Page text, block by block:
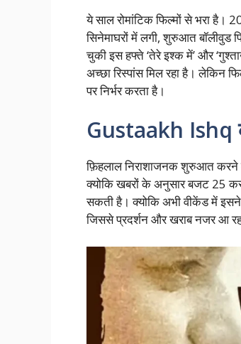
ये साल रोमांटिक फिल्मों से भरा है।
सिनेमाघरों में लगी, शुरुआत बॉलीवुड
चुकी इस हफ्ते ‘तेरे इश्क में’ और
अच्छा रिस्पांस मिल रहा है। लेकिन
पर निर्भर करता है।
Gustaakh Ishq
फ़िहलाल निराशाजनक शुरुआत करने
क्योकि खबरों के अनुसार बजट 25
सकती है। क्योकि अभी वीकेंड में
जिससे प्रदर्शन और खराब नजर आ